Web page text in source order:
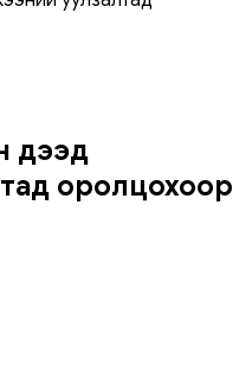
дээд
оролцохоор